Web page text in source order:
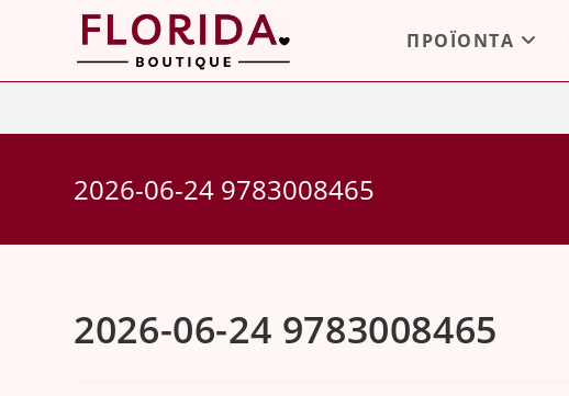
ΠΡΟΪΟΝΤΑ
2026-06-24 9783008465
2026-06-24 9783008465